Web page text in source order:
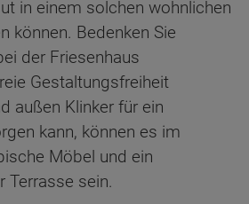
in einem solchen wohnlichen
können. Bedenken Sie
der Friesenhaus
Gestaltungsfreiheit
außen Klinker für ein
kann, können es im
Möbel und ein
Terrasse sein.